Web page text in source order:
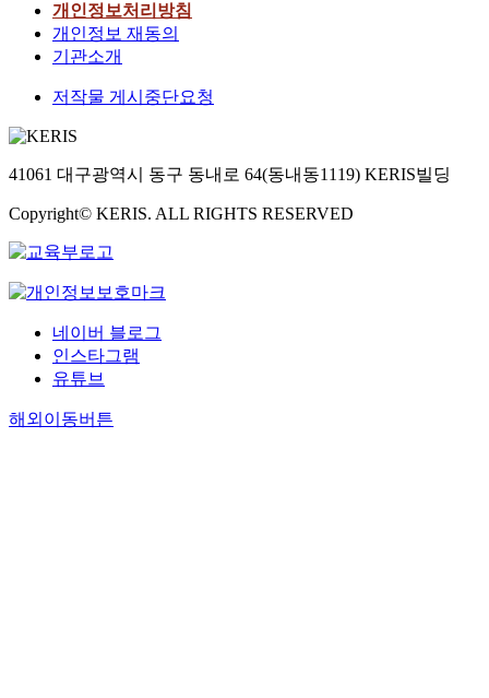
개인정보처리방침
개인정보 재동의
기관소개
저작물 게시중단요청
41061 대구광역시 동구 동내로 64(동내동1119) KERIS빌딩
Copyright© KERIS. ALL RIGHTS RESERVED
네이버 블로그
인스타그램
유튜브
해외이동버튼